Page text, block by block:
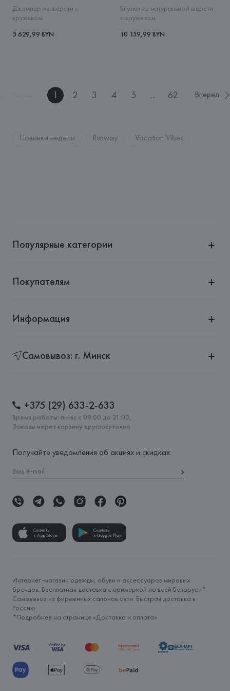
Джемпер из шерсти с
кружевом
5 629,99 BYN
Блузка из натуральной шерсти
с кружевом
10 159,99 BYN
1 2 3 4 5 ... 62 Вперед
Новинки недели Runway Vacation Vibes
Популярные категории
Покупателям
Информация
Самовывоз: г. Минск
+375 (29) 633-2-633
Время работы: пн-вс с 09:00 до 21:00,
Заказы через корзину круглосуточно
Получайте уведомления об акциях и скидках:
Скачать
в App Store
Скачать
в Google Play
Интернет-магазин одежды, обуви и аксессуаров мировых
брендов. Бесплатная доставка с примеркой по всей Беларуси*.
Самовывоз из фирменных салонов сети. Быстрая доставка в
Россию.
*Подробнее на странице «Доставка и оплата»